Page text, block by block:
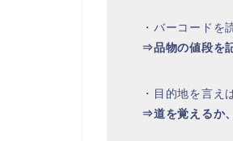
・バーコードを
⇒品物の値段を
・目的地を言え
⇒道を覚えるか